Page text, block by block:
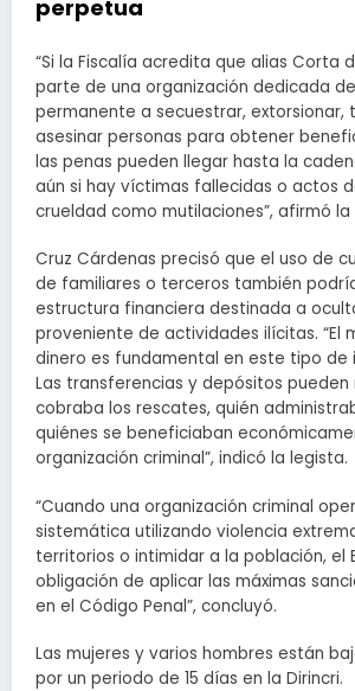
perpetua
“Si la Fiscalía acredita que alias Corta
parte de una organización dedicada
permanente a secuestrar, extorsionar,
asesinar personas para obtener
las penas pueden llegar hasta la
aún si hay víctimas fallecidas o actos
crueldad como mutilaciones”, afirmó la
Cruz Cárdenas precisó que el uso de
de familiares o terceros también
estructura financiera destinada a
proveniente de actividades ilícitas. “El
dinero es fundamental en este tipo de
Las transferencias y depósitos pueden
cobraba los rescates, quién
quiénes se beneficiaban
organización criminal”, indicó la legista.
“Cuando una organización criminal
sistemática utilizando violencia
territorios o intimidar a la población, el
obligación de aplicar las máximas
en el Código Penal”, concluyó.
Las mujeres y varios hombres están
por un periodo de 15 días en la Dirincri.